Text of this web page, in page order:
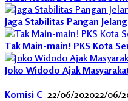
Jaga Stabilitas Pangan
Tak Main-main! PKS Kota
Joko Widodo Ajak
Komisi C 22/06/202022/06/